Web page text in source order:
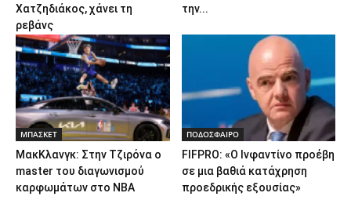
Χατζηδιάκος, χάνει τη
ρεβάνς
την...
ΜΠΑΣΚΕΤ
ΜακΚλανγκ: Στην Τζιρόνα ο
master του διαγωνισμού
καρφωμάτων στο ΝΒΑ
ΠΟΔΟΣΦΑΙΡΟ
FIFPRO: «Ο Ινφαντίνο προέβη
σε μια βαθιά κατάχρηση
προεδρικής εξουσίας»